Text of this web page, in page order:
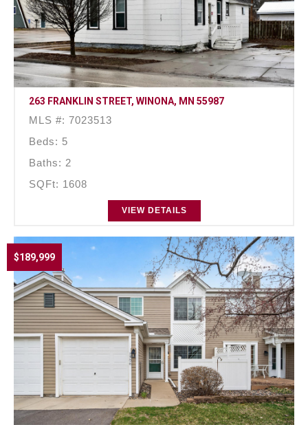
263 FRANKLIN STREET, WINONA, MN 55987
MLS #: 7023513
Beds: 5
Baths: 2
SQFt: 1608
VIEW DETAILS
$189,999